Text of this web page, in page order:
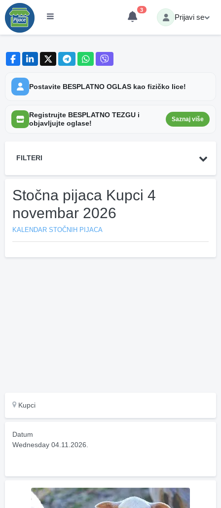
3
Prijavi se
Postavite BESPLATNO OGLAS kao fizičko lice!
Registrujte BESPLATNO TEZGU i
objavljujte oglase!
Saznaj više
FILTERI
Stočna pijaca Kupci 4
novembar 2026
KALENDAR STOČNIH PIJACA
Kupci
Datum
Wednesday 04.11.2026.